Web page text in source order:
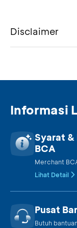
Disclaimer
Informasi
Syarat
BCA
Merchant
Lihat Detail
Pusat
Butuh